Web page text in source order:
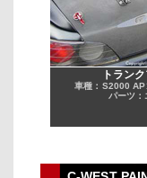
トラン
車種：S2000
パーツ：